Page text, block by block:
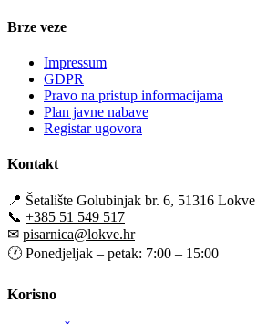
Brze veze
Impressum
GDPR
Pravo na pristup informacijama
Plan javne nabave
Registar ugovora
Kontakt
📍 Šetalište Golubinjak br. 6, 51316 Lokve
📞 +385 51 549 517
✉ pisarnica@lokve.hr
🕐 Ponedjeljak – petak: 7:00 – 15:00
Korisno